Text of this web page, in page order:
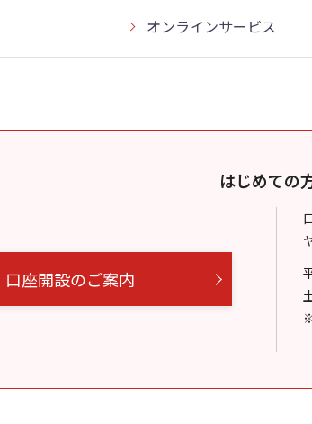
オンラインサービス
はじめての
口座開設のご案内